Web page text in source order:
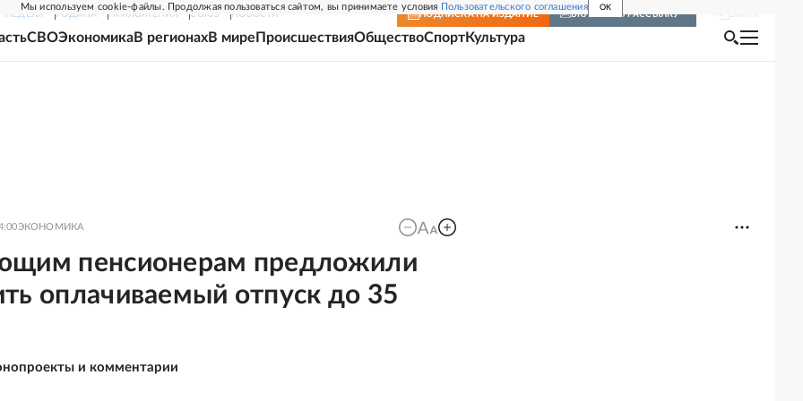
Мы используем cookie-файлы. Продолжая пользоваться сайтом, вы принимаете условия Пользовательского соглашения OK
НЕДЕЛЯ РОДИНА ПРИЛОЖЕНИЯ СОЮЗ НОВОСТИ ПОДПИСКА НА ИЗДАНИЕ ВКЛЮЧИТЬ РАССЫЛКУ
СВОЭкономикаВ регионахВ мире ПроисшествияОбществоСпортКультура
ЭКОНОМИКА
пенсионерам предложили
оплачиваемый отпуск до 35
и комментарии